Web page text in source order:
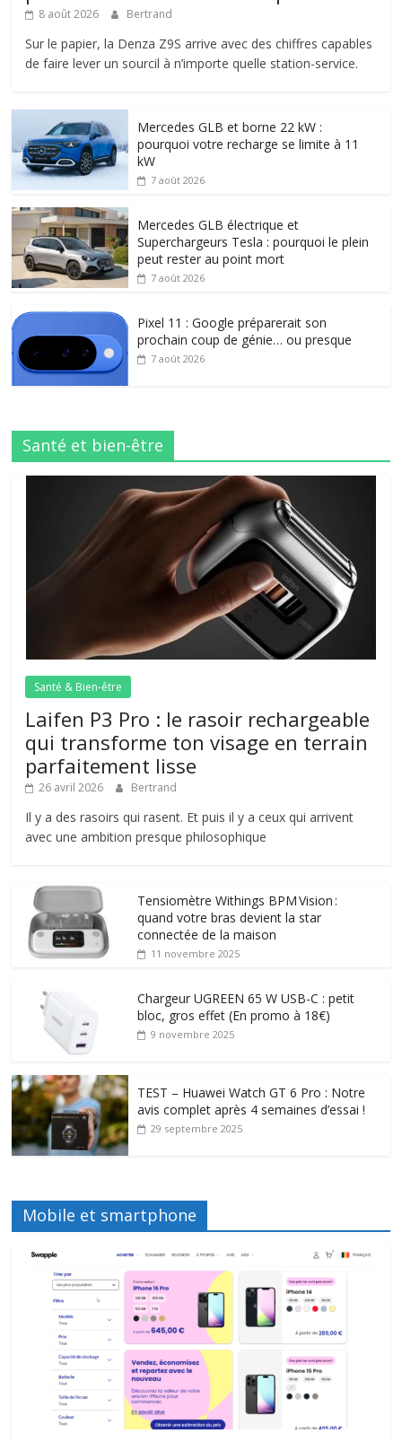
8 août 2026 Bertrand
Sur le papier, la Denza Z9S arrive avec des chiffres capables
de faire lever un sourcil à n’importe quelle station-service.
Mercedes GLB et borne 22 kW :
pourquoi votre recharge se limite à 11
kW
7 août 2026
Mercedes GLB électrique et
Superchargeurs Tesla : pourquoi le plein
peut rester au point mort
7 août 2026
Pixel 11 : Google préparerait son
prochain coup de génie… ou presque
7 août 2026
Santé et bien-être
Santé & Bien-être
Laifen P3 Pro : le rasoir rechargeable
qui transforme ton visage en terrain
parfaitement lisse
26 avril 2026 Bertrand
Il y a des rasoirs qui rasent. Et puis il y a ceux qui arrivent
avec une ambition presque philosophique
Tensiomètre Withings BPM Vision :
quand votre bras devient la star
connectée de la maison
11 novembre 2025
Chargeur UGREEN 65 W USB-C : petit
bloc, gros effet (En promo à 18€)
9 novembre 2025
TEST – Huawei Watch GT 6 Pro : Notre
avis complet après 4 semaines d’essai !
29 septembre 2025
Mobile et smartphone